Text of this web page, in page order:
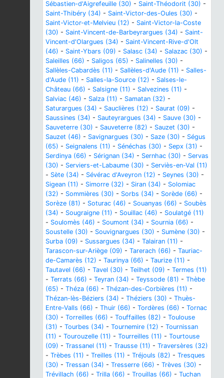
Sébastien-d'Aigrefeuille (30) - Saint-Théodorit (30) -
Saint-Thibéry (34) - Saint-Victor-des-Oules (30) -
Saint-Victor-et-Melvieu (12) - Saint-Victor-la-Coste
(30) - Saint-Vincent-de-Barbeyrargues (34) - Saint-
Vincent-d'Olargues (34) - Saint-Vincent-Rive-d'Olt
(46) - Saint-Ybars (09) - Salasc (34) - Salazac (30) -
Saleilles (66) - Saligos (65) - Salinelles (30) -
Sallèles-Cabardès (11) - Sallèles-d'Aude (11) - Salles-
d'Aude (11) - Salles-la-Source (12) - Salses-le-
Château (66) - Salsigne (11) - Salvezines (11) -
Salviac (46) - Salza (11) - Samatan (32) -
Saturargues (34) - Sauclières (12) - Saurat (09) -
Saussines (34) - Sauteyrargues (34) - Sauve (30) -
Sauveterre (30) - Sauveterre (82) - Sauzet (30) -
Sauzet (46) - Savignargues (30) - Saze (30) - Ségus
(65) - Seignalens (11) - Sénéchas (30) - Sepx (31) -
Serdinya (66) - Sérignan (34) - Sernhac (30) - Servas
(30) - Serviers-et-Labaume (30) - Serviès-en-Val (11)
- Sète (34) - Sévérac d'Aveyron (12) - Seynes (30) -
Sigean (11) - Simorre (32) - Siran (34) - Solomiac
(32) - Sommières (30) - Sorbs (34) - Sorède (66) -
Sorèze (81) - Soturac (46) - Souanyas (66) - Soubès
(34) - Sougraigne (11) - Souillac (46) - Soulatgé (11)
- Soulomès (46) - Soumont (34) - Sournia (66) -
Soustelle (30) - Souvignargues (30) - Sumène (30) -
Surba (09) - Sussargues (34) - Talairan (11) -
Tarascon-sur-Ariège (09) - Tarerach (66) - Tauriac-
de-Camarès (12) - Taurinya (66) - Taurize (11) -
Tautavel (66) - Tavel (30) - Teilhet (09) - Termes (11)
- Terrats (66) - Teyran (34) - Teyssode (81) - Thèbe
(65) - Théza (66) - Thézan-des-Corbières (11) -
Thézan-lès-Béziers (34) - Théziers (30) - Thuès-
Entre-Valls (66) - Thuir (66) - Tordères (66) - Tornac
(30) - Torreilles (66) - Touffailles (82) - Toulouse
(31) - Tourbes (34) - Tournemire (12) - Tournissan
(11) - Tourouzelle (11) - Tourreilles (11) - Tourtouse
(09) - Trassanel (11) - Trausse (11) - Traversères (32)
- Trèbes (11) - Treilles (11) - Tréjouls (82) - Tresques
(30) - Tressan (34) - Tresserre (66) - Trèves (30) -
Trévillach (66) - Trilla (66) - Trouillas (66) - Tuchan